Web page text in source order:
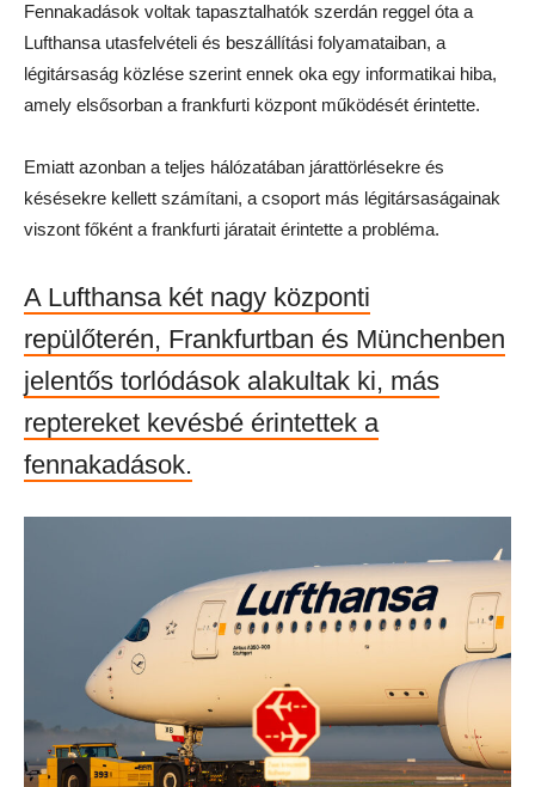
Fennakadások voltak tapasztalhatók szerdán reggel óta a
Lufthansa utasfelvételi és beszállítási folyamataiban, a
légitársaság közlése szerint ennek oka egy informatikai hiba,
amely elsősorban a frankfurti központ működését érintette.
Emiatt azonban a teljes hálózatában járattörlésekre és
késésekre kellett számítani, a csoport más légitársaságainak
viszont főként a frankfurti járatait érintette a probléma.
A Lufthansa két nagy központi
repülőterén, Frankfurtban és Münchenben
jelentős torlódások alakultak ki, más
reptereket kevésbé érintettek a
fennakadások.